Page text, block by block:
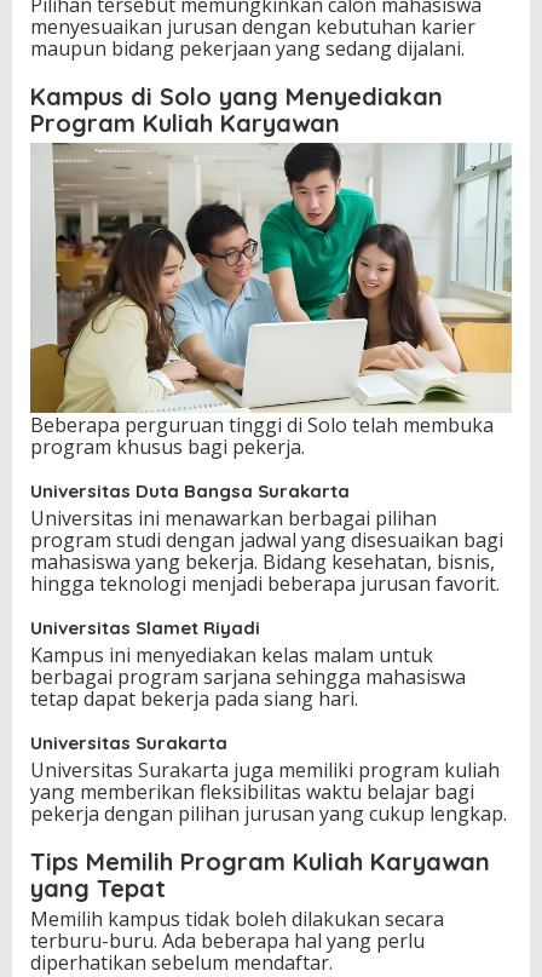
menyesuaikan jurusan dengan kebutuhan karier
maupun bidang pekerjaan yang sedang dijalani.
Kampus di Solo yang Menyediakan
Program Kuliah Karyawan
Beberapa perguruan tinggi di Solo telah membuka
program khusus bagi pekerja.
Universitas Duta Bangsa Surakarta
Universitas ini menawarkan berbagai pilihan
program studi dengan jadwal yang disesuaikan bagi
mahasiswa yang bekerja. Bidang kesehatan, bisnis,
hingga teknologi menjadi beberapa jurusan favorit.
Universitas Slamet Riyadi
Kampus ini menyediakan kelas malam untuk
berbagai program sarjana sehingga mahasiswa
tetap dapat bekerja pada siang hari.
Universitas Surakarta
Universitas Surakarta juga memiliki program kuliah
yang memberikan fleksibilitas waktu belajar bagi
pekerja dengan pilihan jurusan yang cukup lengkap.
Tips Memilih Program Kuliah Karyawan
yang Tepat
Memilih kampus tidak boleh dilakukan secara
terburu-buru. Ada beberapa hal yang perlu
diperhatikan sebelum mendaftar.